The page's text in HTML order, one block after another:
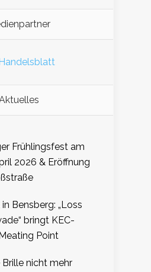
Frühlingsfest am
2026 & Eröffnung
in Bensberg: „Loss
bringt KEC-
Point
Brille nicht mehr